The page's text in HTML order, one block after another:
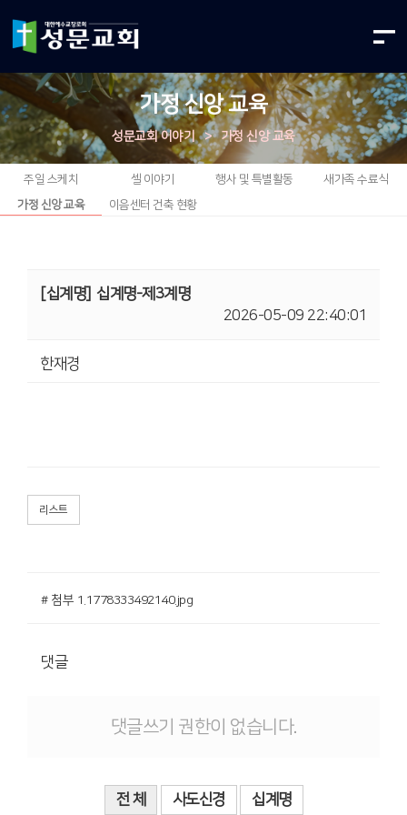
가정 신앙 교육
성문교회 이야기 > 가정 신앙 교육
주일 스케치 셀 이야기 행사 및 특별활동
새가족 수료식
가정 신앙 교육
이음센터 건축 현황
[십계명]
십계명-제3계명
2026-05-09 22:40:01
한재경
리스트
# 첨부 1.1778333492140.jpg
댓글
댓글쓰기 권한이 없습니다.
전 체 사도신경 십계명